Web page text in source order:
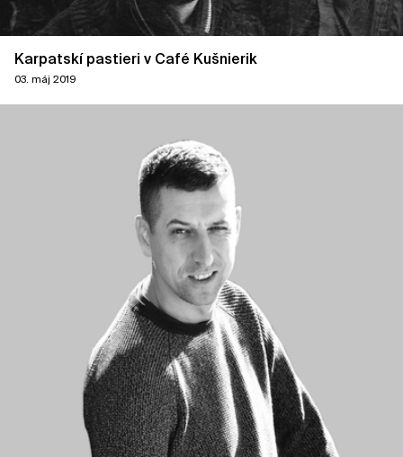
Karpatskí pastieri v Café Kušnierik
03. máj 2019